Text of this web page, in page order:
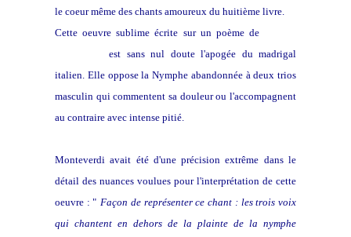
le coeur même des chants amoureux du huitième livre.
Cette oeuvre sublime écrite sur un poème de
est sans nul doute l'apogée du madrigal
italien. Elle oppose la Nymphe abandonnée à deux trios
masculin qui commentent sa douleur ou l'accompagnent
au contraire avec intense pitié.
Monteverdi avait été d'une précision extrême dans le
détail des nuances voulues pour l'interprétation de cette
oeuvre : " Façon de représenter ce chant : les trois voix
qui chantent en dehors de la plainte de la nymphe